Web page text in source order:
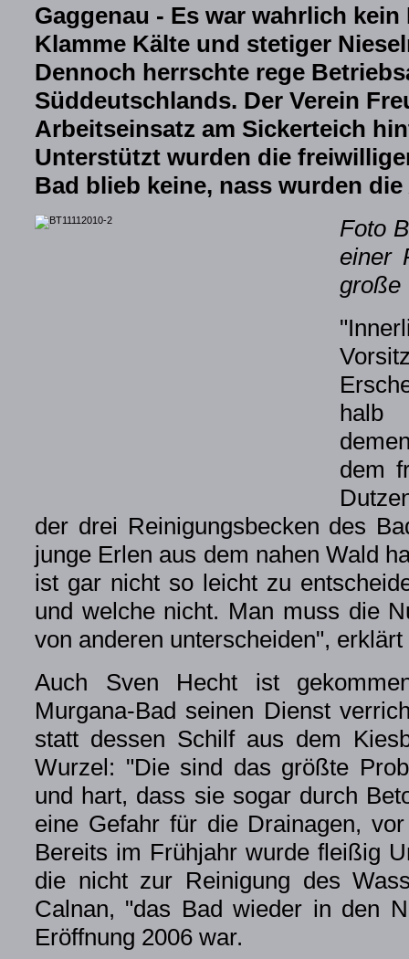
Gaggenau - Es war wahrlich
Klamme Kälte und stetiger
Dennoch herrschte rege
Süddeutschlands. Der Verein
Arbeitseinsatz am Sickerteich
Unterstützt wurden die
Bad blieb keine, nass wurden
Foto
einer
große
halb
dem
der drei Reinigungsbecken des
junge Erlen aus dem nahen Wald
ist gar nicht so leicht zu
und welche nicht. Man muss die
von anderen unterscheiden",
Auch Sven Hecht ist
Murgana-Bad seinen Dienst
statt dessen Schilf aus dem
Wurzel: "Die sind das größte
und hart, dass sie sogar durch
eine Gefahr für die Drainagen,
Bereits im Frühjahr wurde fleißig
die nicht zur Reinigung des
Calnan, "das Bad wieder in den
Eröffnung 2006 war.